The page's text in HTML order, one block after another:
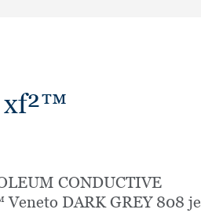
xf²™
CONDUCTIVE
DARK GREY 808 je